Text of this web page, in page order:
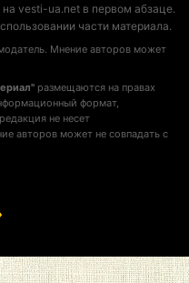
на vesti-ua.net в первом абзаце.
части материала.
Мнение авторов может
размещаются на правах
формат,
не несет
авторов может не совпадать с